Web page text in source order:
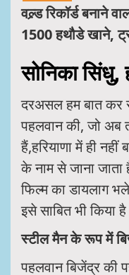
वल्र्ड रिकॉर्ड बनाने
1500 हथौडे खाने,
सोनिका सिंधु,
दरअसल हम बात कर
पहलवान की, जो अब
हैं,हरियाणा में ही
के नाम से जाना जाता
फिल्म का डायलाग
इसे साबित भी किया
स्टील मैन के रूप में
पहलवान बिजेंद्र की